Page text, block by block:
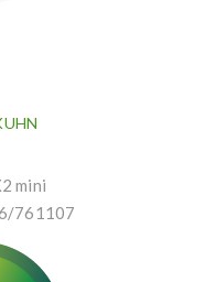
mini
761107